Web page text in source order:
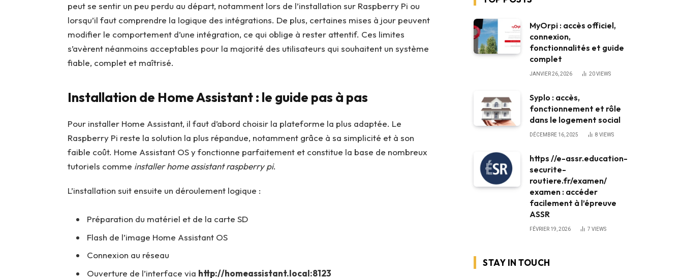
peut se sentir un peu perdu au départ, notamment lors de l’installation sur Raspberry Pi ou
lorsqu’il faut comprendre la logique des intégrations. De plus, certaines mises à jour peuvent
modifier le comportement d’une intégration, ce qui oblige à rester attentif. Ces limites
s’avèrent néanmoins acceptables pour la majorité des utilisateurs qui souhaitent un système
fiable, complet et maîtrisé.
Installation de Home Assistant : le guide pas à pas
Pour installer Home Assistant, il faut d’abord choisir la plateforme la plus adaptée. Le
Raspberry Pi reste la solution la plus répandue, notamment grâce à sa simplicité et à son
faible coût. Home Assistant OS y fonctionne parfaitement et constitue la base de nombreux
tutoriels comme installer home assistant raspberry pi.
L’installation suit ensuite un déroulement logique :
Préparation du matériel et de la carte SD
Flash de l’image Home Assistant OS
Connexion au réseau
Ouverture de l’interface via http://homeassistant.local:8123
MyOrpi : accès officiel,
connexion,
fonctionnalités et guide
complet
JANVIER 26, 2026 20VIEWS
Syplo : accès,
fonctionnement et rôle
dans le logement social
DÉCEMBRE 16, 2025 8 VIEWS
https //e-assr.education-
securite-
routiere.fr/examen/
examen : accéder
facilement à l’épreuve
ASSR
FÉVRIER 19, 2026 7 VIEWS
STAY IN TOUCH